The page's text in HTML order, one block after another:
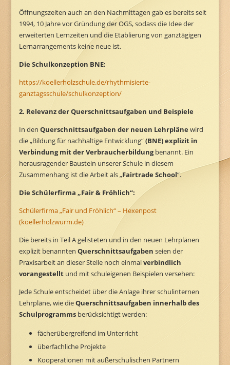
Öffnungszeiten auch an den Nachmittagen gab es bereits seit
1994, 10 Jahre vor Gründung der OGS, sodass die Idee der
erweiterten Lernzeiten und die Etablierung von ganztägigen
Lernarrangements keine neue ist.
Die Schulkonzeption BNE:
https://koellerholzschule.de/rhythmisierte-
ganztagsschule/schulkonzeption/
2. Relevanz der Querschnittsaufgaben und Beispiele
In denQuerschnittsaufgaben der neuen Lehrpläne wird
die „Bildung für nachhaltige Entwicklung“(BNE) explizit in
Verbindung mit der Verbraucherbildungbenannt. Ein
herausragender Baustein unserer Schule in diesem
Zusammenhang ist die Arbeit als „Fairtrade School“.
Die Schülerfirma „Fair & Fröhlich“:
Schülerfirma „Fair und Fröhlich“ – Hexenpost
(koellerholzwurm.de)
Die bereits in Teil A gelisteten und in den neuen Lehrplänen
explizit benanntenQuerschnittsaufgaben seien der
Praxisarbeit an dieser Stelle noch einmalverbindlich
vorangestellt und mit schuleigenen Beispielen versehen:
Jede Schule entscheidet über die Anlage ihrer schulinternen
Lehrpläne, wie dieQuerschnittsaufgaben innerhalb des
Schulprogramms berücksichtigt werden:
fächerübergreifend im Unterricht
überfachliche Projekte
Kooperationen mit außerschulischen Partnern